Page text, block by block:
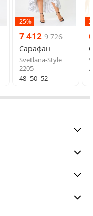
-25%
7 412 9 726
Сарафан
Svetlana-Style
2205
48 50 52
-